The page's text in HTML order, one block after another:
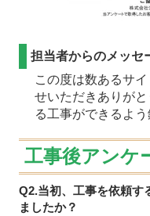
担当者からのメッセ
この度は数あるサ
せいただきありが
る工事ができるよう
工事後アンケ
Q2.当初、工事を依頼す
ましたか？